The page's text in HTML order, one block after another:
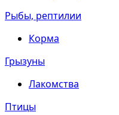
Рыбы, рептилии
Корма
Грызуны
Лакомства
Птицы